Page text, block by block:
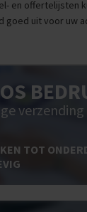
en offertelijsten
goed uit voor uw
verzending
TOT